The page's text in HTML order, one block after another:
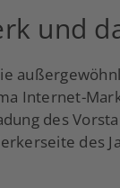
und
Internet-
des
des